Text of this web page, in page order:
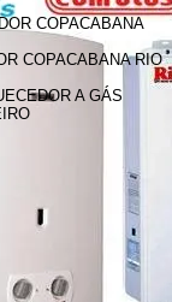
COPACABANA
COPACABANA RIO
A GÁS